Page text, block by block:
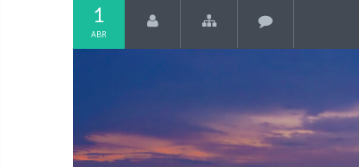
1
ABR